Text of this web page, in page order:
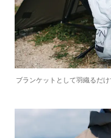
ブランケットとして羽織るだ